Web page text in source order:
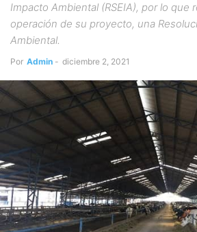
Impacto Ambiental (RSEIA), por lo que
operación de su proyecto, una
Ambiental.
Por Admin - diciembre 2, 2021